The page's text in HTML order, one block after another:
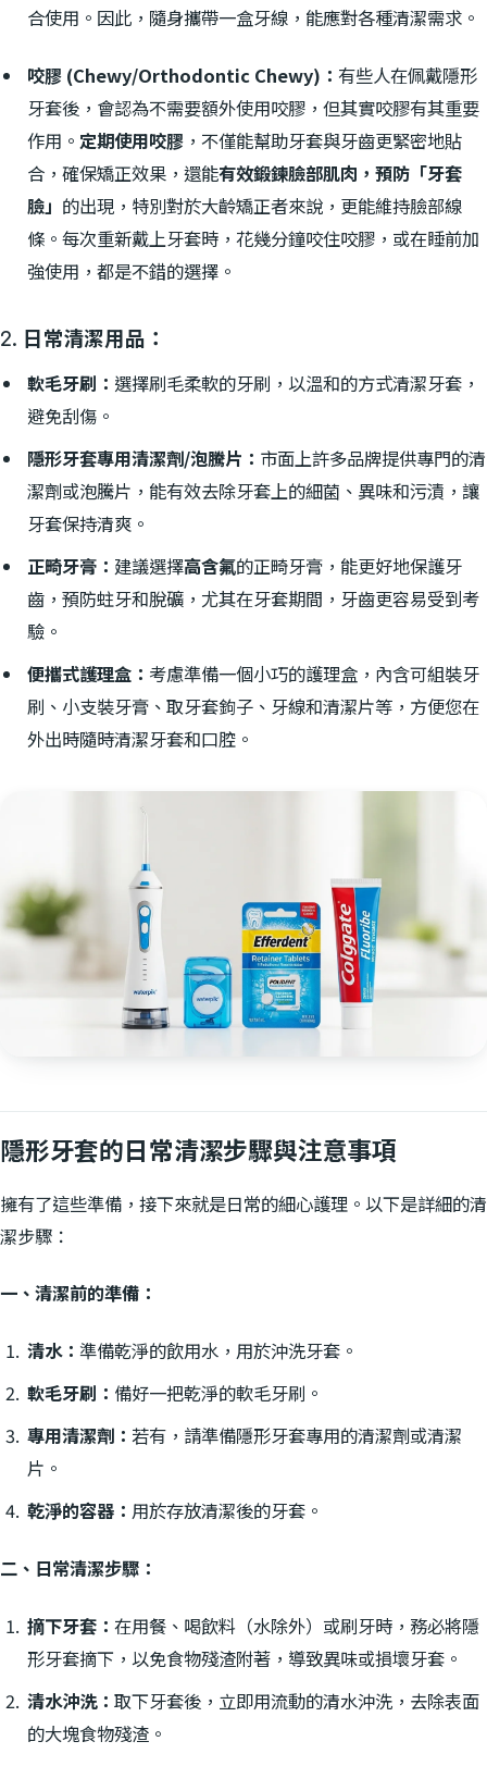
合使用。因此，隨身攜帶一盒牙線，能應對各種清潔需求。
咬膠 (Chewy/Orthodontic Chewy)： 有些人在佩戴隱形
牙套後，會認為不需要額外使用咬膠，但其實咬膠有其重要
作用。定期使用咬膠 ，不僅能幫助牙套與牙齒更緊密地貼
合，確保矯正效果，還能有效鍛鍊臉部肌肉，預防「牙套
臉」 的出現，特別對於大齡矯正者來說，更能維持臉部線
條。每次重新戴上牙套時，花幾分鐘咬住咬膠，或在睡前加
強使用，都是不錯的選擇。
2. 日常清潔用品：
軟毛牙刷： 選擇刷毛柔軟的牙刷，以溫和的方式清潔牙套，
避免刮傷。
隱形牙套專用清潔劑/泡騰片： 市面上許多品牌提供專門的清
潔劑或泡騰片，能有效去除牙套上的細菌、異味和污漬，讓
牙套保持清爽。
正畸牙膏： 建議選擇高含氟的正畸牙膏，能更好地保護牙
齒，預防蛀牙和脫礦，尤其在牙套期間，牙齒更容易受到考
驗。
便攜式護理盒： 考慮準備一個小巧的護理盒，內含可組裝牙
刷、小支裝牙膏、取牙套鉤子、牙線和清潔片等，方便您在
外出時隨時清潔牙套和口腔。
隱形牙套的日常清潔步驟與注意事項
擁有了這些準備，接下來就是日常的細心護理。以下是詳細的清
潔步驟：
一、清潔前的準備：
清水：準備乾淨的飲用水，用於沖洗牙套。
軟毛牙刷： 備好一把乾淨的軟毛牙刷。
專用清潔劑：若有，請準備隱形牙套專用的清潔劑或清潔
片。
乾淨的容器： 用於存放清潔後的牙套。
二、日常清潔步驟：
摘下牙套：在用餐、喝飲料（水除外）或刷牙時，務必將隱
形牙套摘下，以免食物殘渣附著，導致異味或損壞牙套。
清水沖洗：取下牙套後，立即用流動的清水沖洗，去除表面
的大塊食物殘渣。